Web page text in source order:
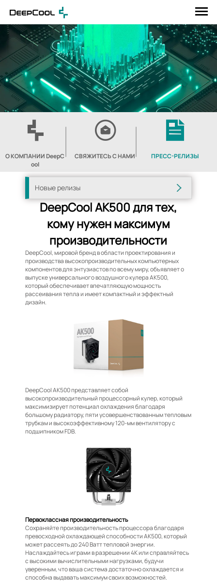
О КОМПАНИИ DeepC
ool
СВЯЖИТЕСЬ С НАМИ ПРЕСС-РЕЛИЗЫ
Новые релизы
DeepCool AK500 для тех,
кому нужен максимум
производительности
DeepCool, мировой бренд в области проектирования и
производства высокопроизводительных компьютерных
компонентов для энтузиастов по всему миру, объявляет о
выпуске универсального воздушного кулера AK500,
который обеспечивает впечатляющую мощность
рассеивания тепла и имеет компактный и эффектный
дизайн.
DeepCool AK500 представляет собой
высокопроизводительный процессорный кулер, который
максимизирует потенциал охлаждения благодаря
большому радиатору, пяти усовершенствованным тепловым
трубкам и высокоэффективному 120-мм вентилятору с
подшипником FDB.
Первоклассная производительность
Сохраняйте производительность процессора благодаря
превосходной охлаждающей способности AK500, который
может рассеять до 240 Ватт тепловой энергии.
Наслаждайтесь играми в разрешении 4K или справляйтесь
с высокими вычислительными нагрузками, будучи
уверенным, что ваша система достаточно охлаждается и
способна выдавать максимум своих возможностей.